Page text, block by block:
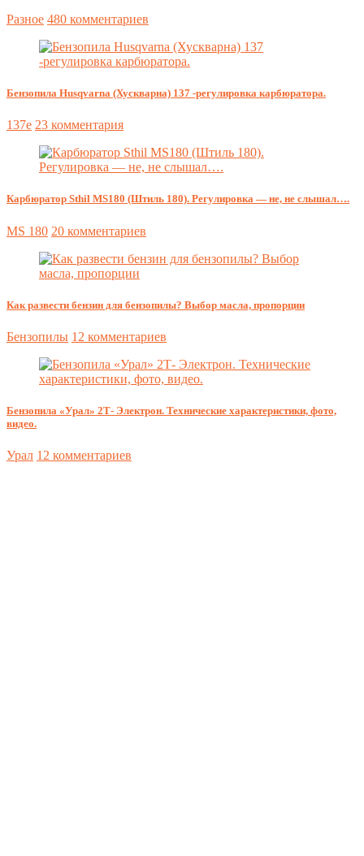
Разное 480 комментариев
Бензопила Husqvarna (Хускварна) 137 -регулировка карбюратора.
137e 23 комментария
Карбюратор Sthil MS180 (Штиль 180). Регулировка — не, не слышал….
MS 180 20 комментариев
Как развести бензин для бензопилы? Выбор масла, пропорции
Бензопилы 12 комментариев
Бензопила «Урал» 2Т- Электрон. Технические характеристики, фото,
видео.
Урал 12 комментариев